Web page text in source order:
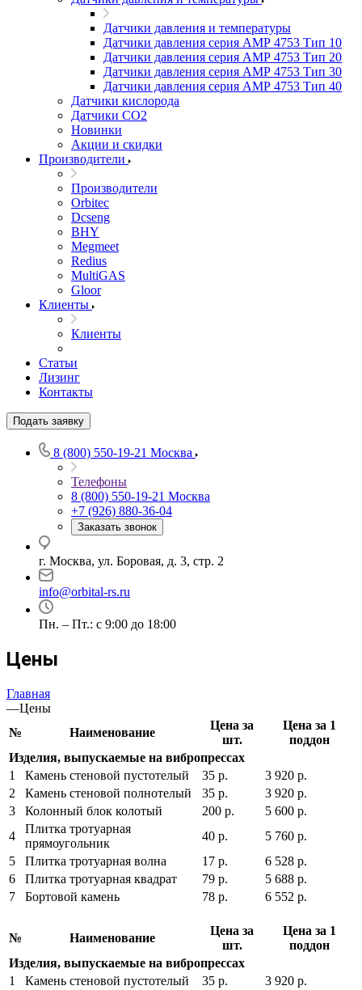
Датчики давления и температуры
Датчики давления серия АМР 4753 Тип 10
Датчики давления серия АМР 4753 Тип 20
Датчики давления серия АМР 4753 Тип 30
Датчики давления серия АМР 4753 Тип 40
Датчики кислорода
Датчики CO2
Новинки
Акции и скидки
Производители
Производители
Orbitec
Dcseng
BHY
Megmeet
Redius
MultiGAS
Gloor
Клиенты
Клиенты
Статьи
Лизинг
Контакты
Подать заявку
8 (800) 550-19-21 Москва
Телефоны
8 (800) 550-19-21 Москва
+7 (926) 880-36-04
Заказать звонок
г. Москва, ул. Боровая, д. 3, стр. 2
info@orbital-rs.ru
Пн. – Пт.: с 9:00 до 18:00
Цены
Главная
—Цены
№
Наименование
Цена за
шт.
Цена за 1
поддон
Изделия, выпускаемые на вибропрессах
1
Камень стеновой пустотелый 35 р.
3 920 р.
2
Камень стеновой полнотелый 35 р.
3 920 р.
3
Колонный блок колотый 200 р.
5 600 р.
4
Плитка тротуарная
прямоугольник
40 р.
5 760 р.
5
Плитка тротуарная волна 17 р.
6 528 р.
6
Плитка тротуарная квадрат 79 р.
5 688 р.
7
Бортовой камень 78 р. 6 552 р.
№ Наименование
Цена за
шт.
Цена за 1
поддон
Изделия, выпускаемые на вибропрессах
1
Камень стеновой пустотелый 35 р.
3 920 р.